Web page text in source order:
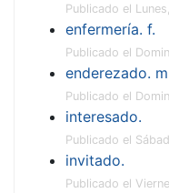
Publicado el
enfermería. f.
Publicado el
enderezado.
Publicado el
interesado.
Publicado el
invitado.
Publicado el